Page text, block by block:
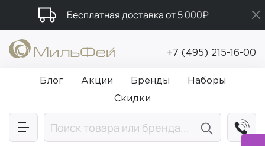
Бесплатная доставка от 5 000₽
Промокод ПРИВЕТ
Подарки в каждый заказ от 5 000₽
+7 (495) 215-16-00
Блог Акции Бренды
Наборы
Скидки